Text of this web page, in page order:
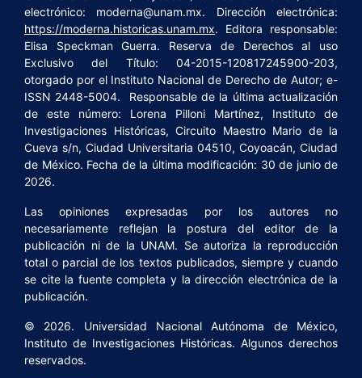
electrónico: moderna@unam.mx. Dirección electrónica:
https://moderna.historicas.unam.mx. Editora responsable:
Elisa Speckman Guerra. Reserva de Derechos al uso
Exclusivo del Título: 04-2015-120817245900-203,
otorgado por el Instituto Nacional de Derecho de Autor; e-
ISSN 2448-5004. Responsable de la última actualización
de este número: Lorena Pilloni Martínez, Instituto de
Investigaciones Históricas, Circuito Maestro Mario de la
Cueva s/n, Ciudad Universitaria 04510, Coyoacán, Ciudad
de México. Fecha de la última modificación: 30 de junio de
2026.
Las opiniones expresadas por los autores no
necesariamente reflejan la postura del editor de la
publicación ni de la UNAM. Se autoriza la reproducción
total o parcial de los textos publicados, siempre y cuando
se cite la fuente completa y la dirección electrónica de la
publicación.
© 2026. Universidad Nacional Autónoma de México,
Instituto de Investigaciones Históricas. Algunos derechos
reservados.